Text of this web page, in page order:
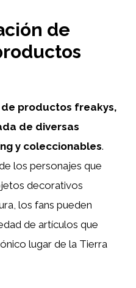
de
productos freakys,
de diversas
y coleccionables.
los personajes que
decorativos
los fans pueden
de artículos que
lugar de la Tierra